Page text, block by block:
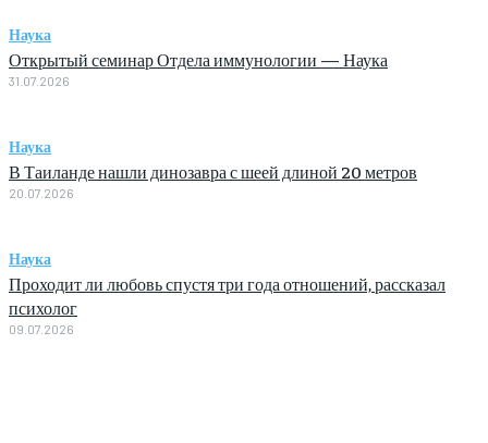
Наука
Открытый семинар Отдела иммунологии — Наука
31.07.2026
Наука
В Таиланде нашли динозавра с шеей длиной 20 метров
20.07.2026
Наука
Проходит ли любовь спустя три года отношений, рассказал
психолог
09.07.2026